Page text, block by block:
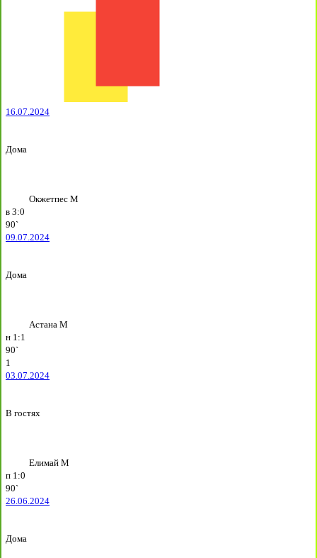
16.07.2024
Дома
Окжетпес М
в 3:0
90`
09.07.2024
Дома
Астана М
н 1:1
90`
1
03.07.2024
В гостях
Елимай М
п 1:0
90`
26.06.2024
Дома